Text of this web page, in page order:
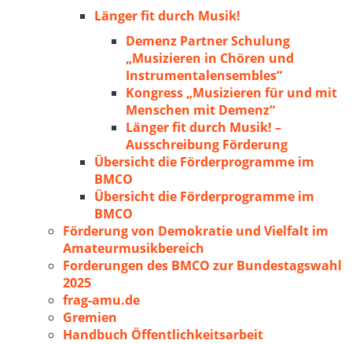
Länger fit durch Musik!
Demenz Partner Schulung
„Musizieren in Chören und
Instrumentalensembles“
Kongress „Musizieren für und mit
Menschen mit Demenz“
Länger fit durch Musik! –
Ausschreibung Förderung
Übersicht die Förderprogramme im
BMCO
Übersicht die Förderprogramme im
BMCO
Förderung von Demokratie und Vielfalt im
Amateurmusikbereich
Forderungen des BMCO zur Bundestagswahl
2025
frag-amu.de
Gremien
Handbuch Öffentlichkeitsarbeit